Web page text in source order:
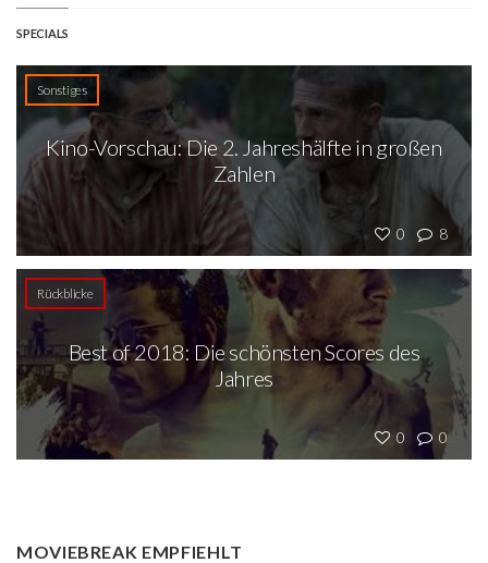
SPECIALS
Sonstiges
0 8
Kino-Vorschau: Die 2. Jahreshälfte in großen
Zahlen
Rückblicke
0 0
Best of 2018: Die schönsten Scores des
Jahres
MOVIEBREAK EMPFIEHLT